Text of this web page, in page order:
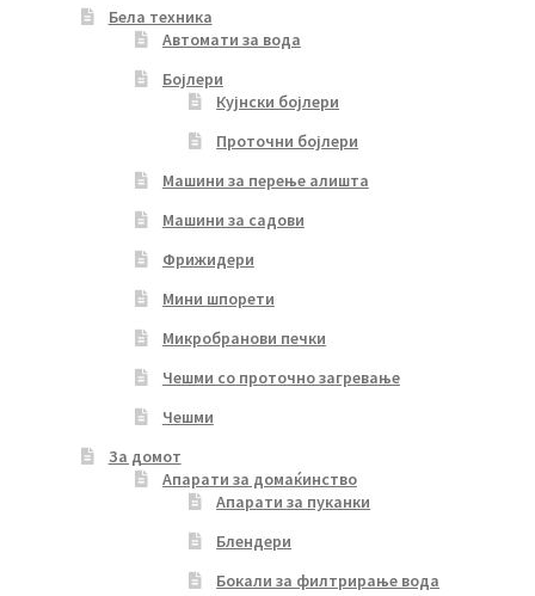
Бела техника
Автомати за вода
Бојлери
Кујнски бојлери
Проточни бојлери
Машини за перење алишта
Машини за садови
Фрижидери
Мини шпорети
Микробранови печки
Чешми со проточно загревање
Чешми
За домот
Апарати за домаќинство
Апарати за пуканки
Блендери
Бокали за филтрирање вода